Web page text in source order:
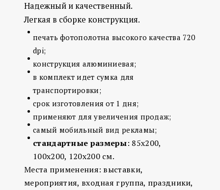
Надежный и качественный.
Легкая в сборке конструкция.
печать фотополотна высокого качества 720
dpi;
конструкция алюминиевая;
в комплект идет сумка для
транспортировки;
срок изготовления от 1 дня;
применяют для увеличения продаж;
самый мобильный вид рекламы;
cтандартные размеры: 85х200,
100х200, 120х200 см.
Места применения: выставки,
мероприятия, входная группа, праздники,